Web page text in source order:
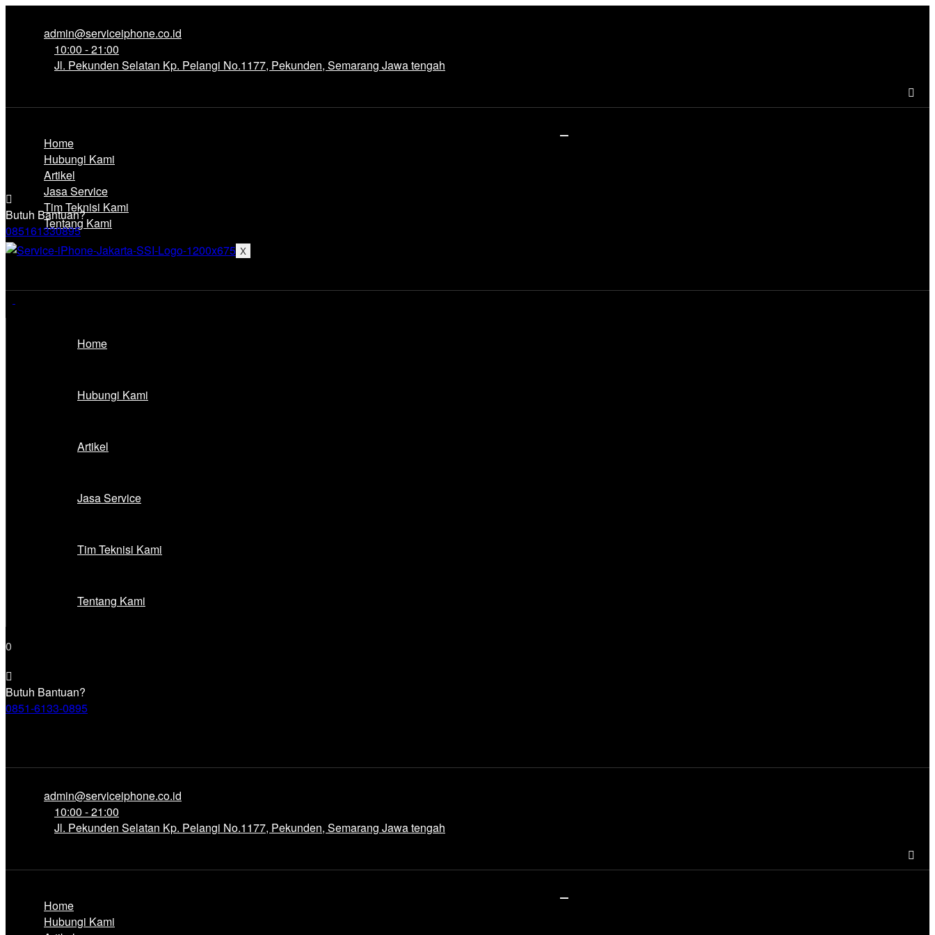
admin@serviceiphone.co.id
10:00 - 21:00
Jl. Pekunden Selatan Kp. Pelangi No.1177, Pekunden, Semarang Jawa tengah
Home
Hubungi Kami
Artikel
Jasa Service
Tim Teknisi Kami
Tentang Kami
X
Butuh Bantuan?
085161330895
Home
Hubungi Kami
Artikel
Jasa Service
Tim Teknisi Kami
Tentang Kami
0
Butuh Bantuan?
0851-6133-0895
admin@serviceiphone.co.id
10:00 - 21:00
Jl. Pekunden Selatan Kp. Pelangi No.1177, Pekunden, Semarang Jawa tengah
Home
Hubungi Kami